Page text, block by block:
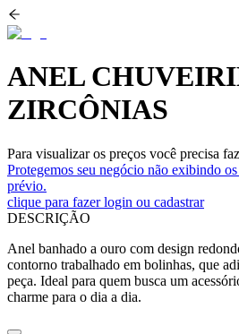
ANEL
ZIRCÔNIAS
Para visualizar os preços você precisa
Protegemos seu negócio não exibindo
prévio.
clique para fazer login ou cadastrar
DESCRIÇÃO
Anel banhado a ouro com design
contorno trabalhado em bolinhas, que
peça. Ideal para quem busca um
charme para o dia a dia.